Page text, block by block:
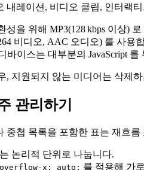
내레이션, 비디오 클립, 인터랙
성을 위해 MP3(128 kbps 이상)
비디오, AAC 오디오) 를 사용
바이스는 대부분의 JavaScript
, 지원되지 않는 미디어는 삭제
관리하기
중첩 목록을 포함한 표는 재흐
논리적 단위로 나눕니다.
overflow-x: auto; 를 적용해 가